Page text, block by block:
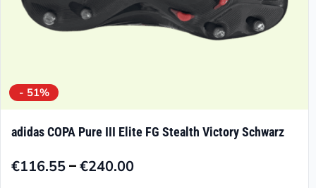
- 51%
adidas COPA Pure III Elite FG Stealth Victory Schwarz
€116.55–€240.00
Preisspanne: